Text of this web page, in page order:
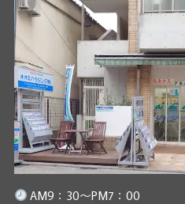
AM9：30～PM7：00